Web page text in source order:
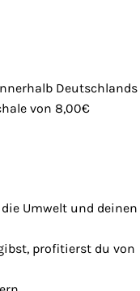
Deutschlands
von 8,00€
Umwelt und deinen
profitierst du von